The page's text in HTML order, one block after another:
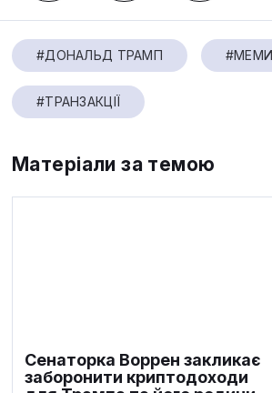
#ДОНАЛЬД ТРАМП #МЕМИ
#ТРАНЗАКЦІЇ
Матеріали за темою
Сенаторка Воррен закликає
заборонити криптодоходи